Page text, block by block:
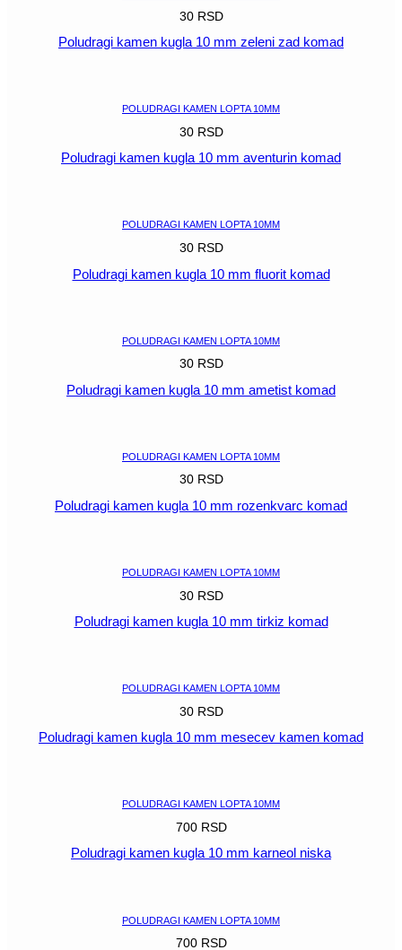
30 RSD
Poludragi kamen kugla 10 mm zeleni zad komad
POLUDRAGI KAMEN LOPTA 10MM
30 RSD
Poludragi kamen kugla 10 mm aventurin komad
POLUDRAGI KAMEN LOPTA 10MM
30 RSD
Poludragi kamen kugla 10 mm fluorit komad
POLUDRAGI KAMEN LOPTA 10MM
30 RSD
Poludragi kamen kugla 10 mm ametist komad
POLUDRAGI KAMEN LOPTA 10MM
30 RSD
Poludragi kamen kugla 10 mm rozenkvarc komad
POLUDRAGI KAMEN LOPTA 10MM
30 RSD
Poludragi kamen kugla 10 mm tirkiz komad
POLUDRAGI KAMEN LOPTA 10MM
30 RSD
Poludragi kamen kugla 10 mm mesecev kamen komad
POLUDRAGI KAMEN LOPTA 10MM
700 RSD
Poludragi kamen kugla 10 mm karneol niska
POLUDRAGI KAMEN LOPTA 10MM
700 RSD